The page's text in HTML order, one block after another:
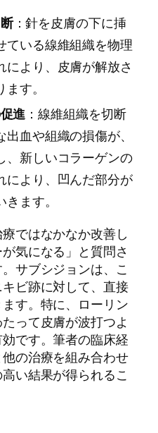
：針を皮膚の下に挿
ている線維組織を物理
より、皮膚が解放さ
す。
進 ：線維組織を切断
血や組織の損傷が、
、新しいコラーゲンの
により、凹んだ部分が
ます。
ではなかなか改善し
気になる」と質問さ
サブシジョンは、こ
ビ跡に対して、直接
す。特に、ローリン
って皮膚が波打つよ
です。筆者の臨床経
の治療を組み合わせ
い結果が得られるこ